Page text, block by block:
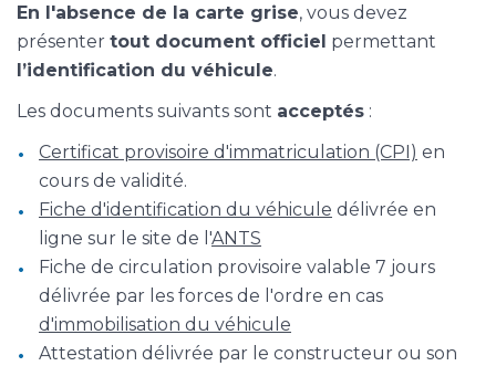
En l'absence de la carte grise, vous devez
présenter tout document officiel permettant
l’identification du véhicule.
Les documents suivants sont acceptés :
Certificat provisoire d'immatriculation (CPI) en
cours de validité.
Fiche d'identification du véhicule délivrée en
ligne sur le site de l'ANTS
Fiche de circulation provisoire valable 7 jours
délivrée par les forces de l'ordre en cas
d'immobilisation du véhicule
Attestation délivrée par le constructeur ou son